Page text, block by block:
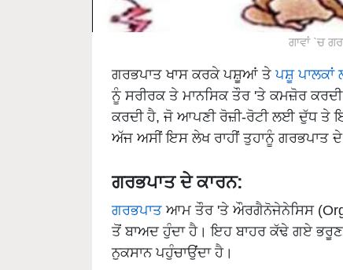
ਗਾਵਾਂ `ਚ
ਗਰਭਪਾਤ ਖਾਸ ਕਰਕੇ ਪਸ਼ੂਆਂ ਤੇਪਸ਼ੂ ਪਾਲਕਾਂ
ਨੂੰ ਸਰੀਰਕ ਤੇ ਮਾਨਸਿਕ ਤੌਰ 'ਤੇ ਕਮਜ਼ੋਰ
ਕਰਦੀ ਹੈ, ਜੋ ਆਪਣੀ ਰੋਜ਼ੀ-ਰੋਟੀ ਲਈ ਦੁੱਧ ਤੇ
ਅੱਜ ਅਸੀਂ ਇਸ ਲੇਖ ਰਾਹੀਂ ਤੁਹਾਨੂੰ ਗਰਭਪਾਤ
ਗਰਭਪਾਤ ਦੇ ਕਾਰਨ:
ਗਰਭਪਾਤ ਆਮ ਤੌਰ 'ਤੇ ਔਰਗੈਨੋਜੇਨੇਸਿਸ
ਤੋਂ ਬਾਅਦ ਹੁੰਦਾ ਹੈ। ਇਹ ਬਾਹਰ ਕੱਢੇ ਗਏ
ਨੁਕਸਾਨ ਪਹੁੰਚਾਉਂਦਾ ਹੈ।